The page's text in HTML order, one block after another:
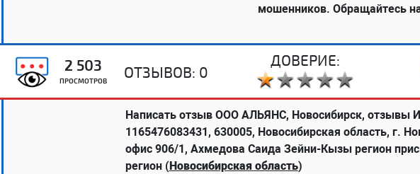
мошенников. Обращайтесь
2 503
ПРОСМОТРОВ
ОТЗЫВОВ: 0
ДОВЕРИЕ:
Написать отзыв ООО АЛЬЯНС, Новосибирск, отзывы
1165476083431, 630005, Новосибирская область, г.
офис 906/1, Ахмедова Саида Зейни-Кызы регион
регион (Новосибирская область)